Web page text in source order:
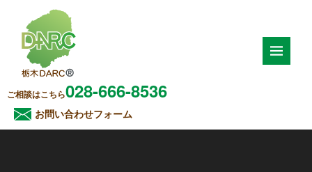
ご相談はこちら028-666-8536
お問い合わせフォーム